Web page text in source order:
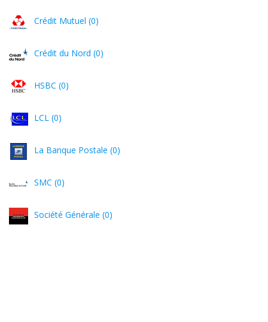
Crédit Mutuel (0)
Crédit du Nord (0)
HSBC (0)
LCL (0)
La Banque Postale (0)
SMC (0)
Société Générale (0)